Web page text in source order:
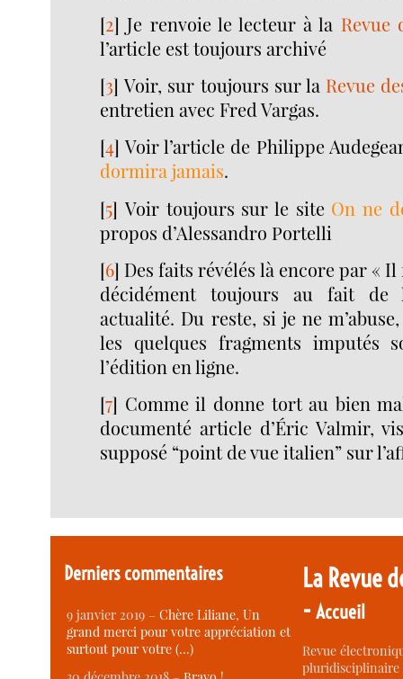
[2]Je renvoie le lecteur à la Revue
l’article est toujours archivé
[3]Voir, sur toujours sur la Revue
entretien avec Fred Vargas.
[4]Voir l’article de Philippe
dormira jamais.
[5] Voir toujours sur le site On ne
propos d’Alessandro Portelli
[6] Des faits révélés là encore par «
décidément toujours au fait de
actualité. Du reste, si je ne
les quelques fragments imputés
l’édition en ligne.
[7] Comme il donne tort au bien
documenté article d’Éric Valmir,
supposé “point de vue italien” sur
Derniers commentaires
9 janvier 2019 –Chère Liliane, Un
grand merci pour votre appréciation et
surtout pour votre (…)
La Revue
-Accueil
Revue